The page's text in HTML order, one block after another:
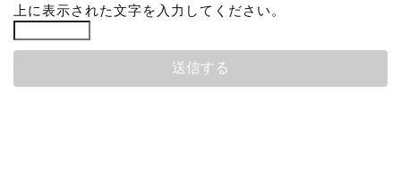
上に表示された文字を入力してください。